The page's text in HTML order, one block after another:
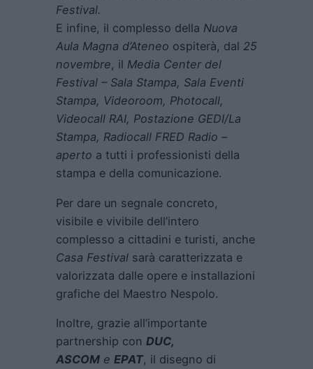
Festival.
E infine, il complesso della Nuova
Aula Magna d’Ateneo ospiterà, dal 25
novembre, il Media Center del
Festival – Sala Stampa, Sala Eventi
Stampa, Videoroom, Photocall,
Videocall RAI, Postazione GEDI/La
Stampa, Radiocall FRED Radio –
aperto a tutti i professionisti della
stampa e della comunicazione.
Per dare un segnale concreto,
visibile e vivibile dell’intero
complesso a cittadini e turisti, anche
Casa Festival sarà caratterizzata e
valorizzata dalle opere e installazioni
grafiche del Maestro Nespolo.
Inoltre, grazie all’importante
partnership con DUC,
ASCOM e EPAT, il disegno di